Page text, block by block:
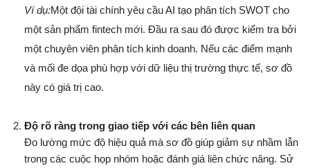
Ví dụ:Một đội tài chính yêu cầu AI tạo phân tích SWOT cho
một sản phẩm fintech mới. Đầu ra sau đó được kiểm tra bởi
một chuyên viên phân tích kinh doanh. Nếu các điểm mạnh
và mối đe dọa phù hợp với dữ liệu thị trường thực tế, sơ đồ
này có giá trị cao.
Độ rõ ràng trong giao tiếp với các bên liên quan
Đo lường mức độ hiệu quả mà sơ đồ giúp giảm sự nhầm lẫn
trong các cuộc họp nhóm hoặc đánh giá liên chức năng. Sử